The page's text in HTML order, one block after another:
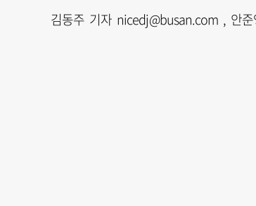
김동주 기자 nicedj@busan.com , 안